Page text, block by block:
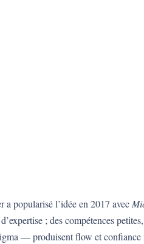
a popularisé l’idée en 2017 avec
; des compétences
— produisent flow et confiance